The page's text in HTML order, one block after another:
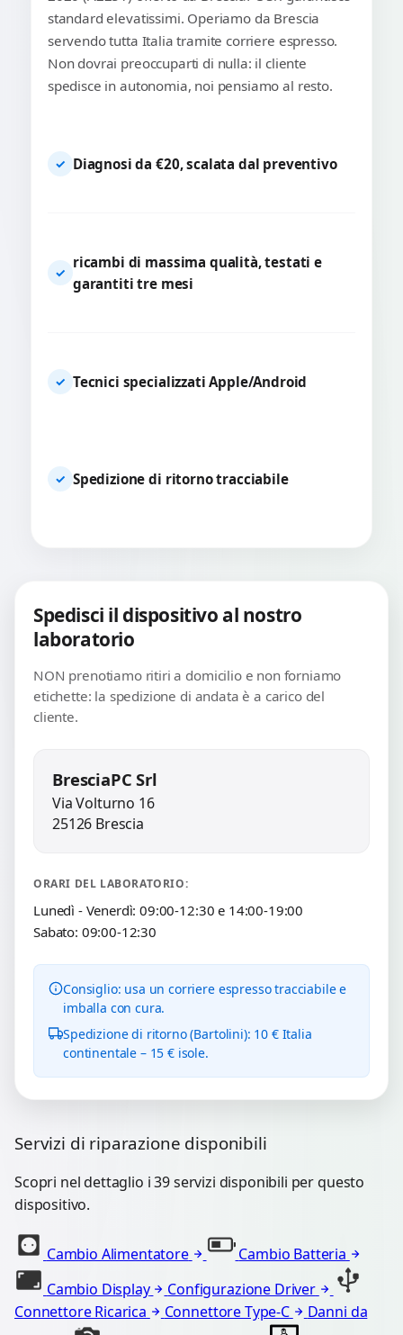
standard elevatissimi. Operiamo da Brescia
servendo tutta Italia tramite corriere espresso.
Non dovrai preoccuparti di nulla: il cliente
spedisce in autonomia, noi pensiamo al resto.
✓ Diagnosi da €20, scalata dal preventivo
✓
ricambi di massima qualità, testati e
garantiti tre mesi
✓ Tecnici specializzati Apple/Android
✓ Spedizione di ritorno tracciabile
Spedisci il dispositivo al nostro
laboratorio
NON prenotiamo ritiri a domicilio e non forniamo
etichette: la spedizione di andata è a carico del
cliente.
BresciaPC Srl
Via Volturno 16
25126 Brescia
ORARI DEL LABORATORIO:
Lunedì - Venerdì: 09:00-12:30 e 14:00-19:00
Sabato: 09:00-12:30
Consiglio: usa un corriere espresso tracciabile e
imballa con cura.
Spedizione di ritorno (Bartolini): 10 € Italia
continentale – 15 € isole.
Servizi di riparazione disponibili
Scopri nel dettaglio i 39 servizi disponibili per questo
dispositivo.
Cambio Alimentatore
Cambio Batteria
Cambio Display
Configurazione Driver
Connettore Ricarica
Connettore Type-C
Danni da